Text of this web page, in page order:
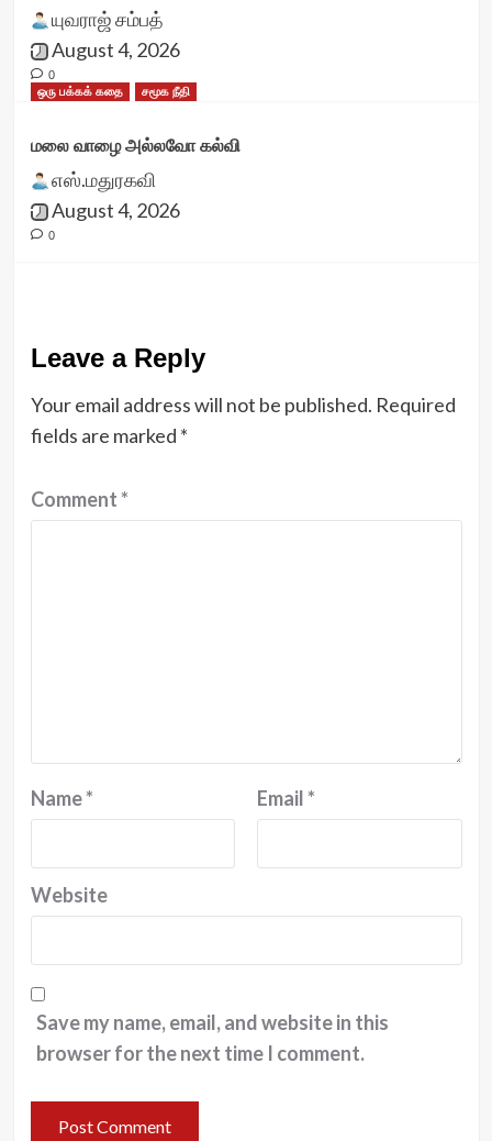
யுவராஜ் சம்பத்
August 4, 2026
0
ஒரு பக்கக் கதை
சமூக நீதி
மலை வாழை அல்லவோ கல்வி
எஸ்.மதுரகவி
August 4, 2026
0
Leave a Reply
Your email address will not be published. Required
fields are marked *
Comment*
Name* Email*
Website
Save my name, email, and website in this
browser for the next time I comment.